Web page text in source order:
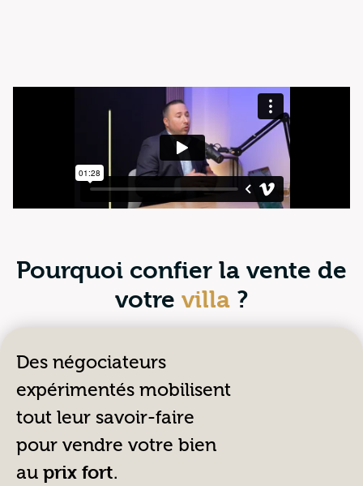
Pourquoi confier la vente de
votre villa ?
Des négociateurs
expérimentés mobilisent
tout leur savoir-faire
pour vendre votre bien
au prix fort.